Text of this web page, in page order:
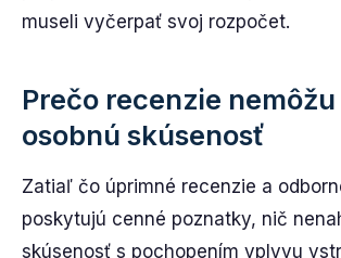
museli vyčerpať svoj rozpočet.
Prečo recenzie
osobnú skúsenosť
Zatiaľ čo úprimné recenzie a
poskytujú cenné poznatky, nič
skúsenosť s pochopením vplyvu